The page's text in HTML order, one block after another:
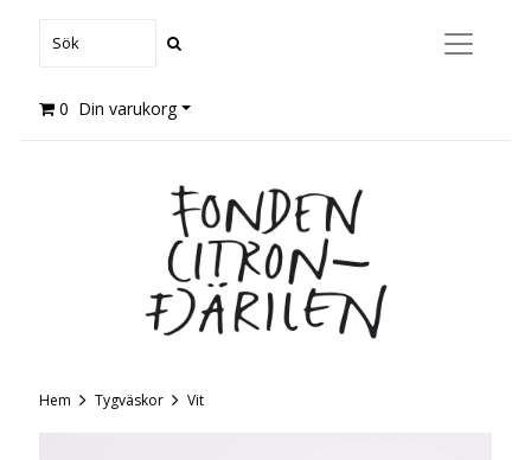
0 Din varukorg
Hem Tygväskor Vit